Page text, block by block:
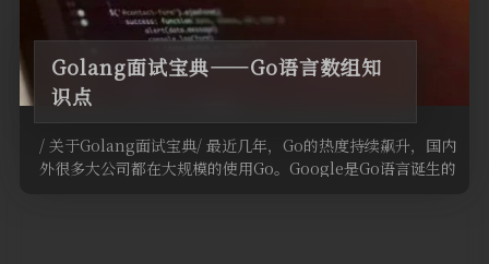
Golang面试宝典——Go语言数组知
识点
/ 关于Golang面试宝典/ 最近几年，Go的热度持续飙升，国内
外很多大公司都在大规模的使用Go。Google是Go语言诞生的